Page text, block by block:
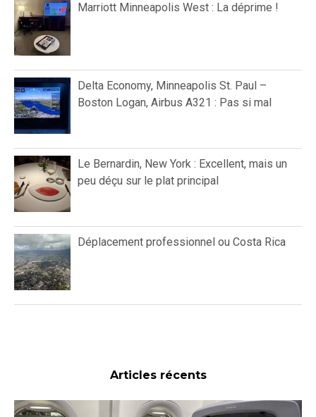
Marriott Minneapolis West : La déprime !
Delta Economy, Minneapolis St. Paul –
Boston Logan, Airbus A321 : Pas si mal
Le Bernardin, New York : Excellent, mais un
peu déçu sur le plat principal
Déplacement professionnel ou Costa Rica
Articles récents